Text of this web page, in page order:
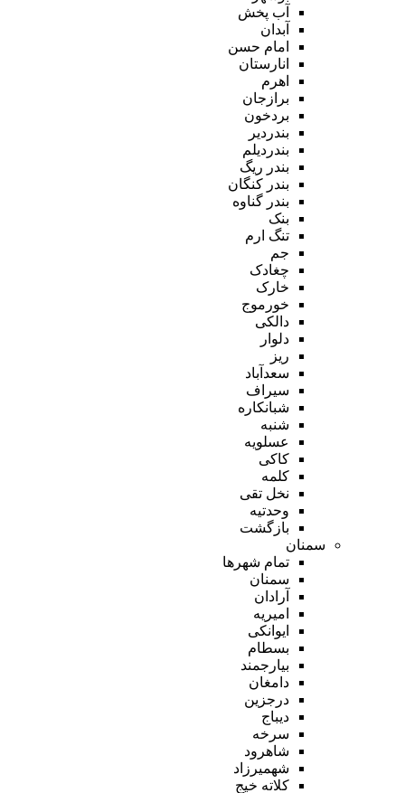
آب پخش
آبدان
امام حسن
انارستان
اهرم
برازجان
بردخون
بندردیر
بندردیلم
بندر ریگ
بندر کنگان
بندر گناوه
بنک
تنگ ارم
جم
چغادک
خارک
خورموج
دالکی
دلوار
ریز
سعدآباد
سیراف
شبانکاره
شنبه
عسلویه
کاکی
کلمه
نخل تقی
وحدتیه
بازگشت
سمنان
تمام شهر‌ها
سمنان
آرادان
امیریه
ایوانکی
بسطام
بیارجمند
دامغان
درجزین
دیباج
سرخه
شاهرود
شهمیرزاد
کلاته خیج